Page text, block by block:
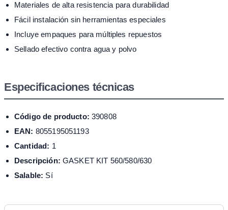
Materiales de alta resistencia para durabilidad
Fácil instalación sin herramientas especiales
Incluye empaques para múltiples repuestos
Sellado efectivo contra agua y polvo
Especificaciones técnicas
Código de producto: 390808
EAN: 8055195051193
Cantidad: 1
Descripción: GASKET KIT 560/580/630
Salable: Sí